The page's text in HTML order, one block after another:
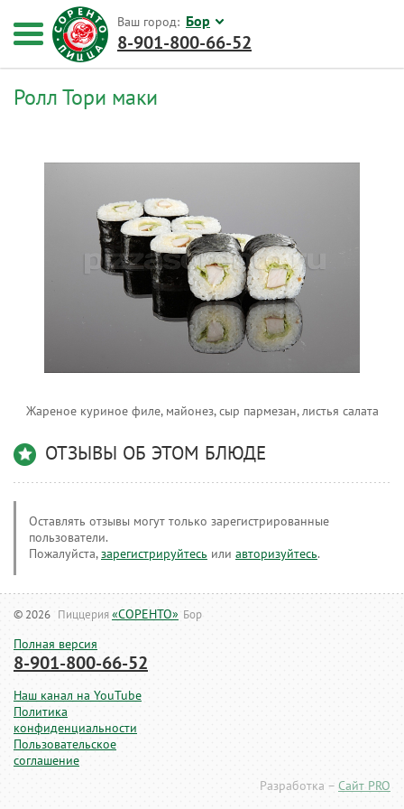
Ролл Тори маки
Жареное куриное филе, майонез, сыр пармезан, листья салата
ОТЗЫВЫ ОБ ЭТОМ БЛЮДЕ
Оставлять отзывы могут только зарегистрированные
пользователи.
Пожалуйста,зарегистрируйтесь или авторизуйтесь.
© 2026 Пиццерия«СОРЕНТО» Бор
Полная версия
8-901-800-66-52
Наш канал на YouTube
Политика
конфиденциальности
Пользовательское
соглашение
Разработка – Сайт PRO
Ваш город: Бор
8-901-800-66-52